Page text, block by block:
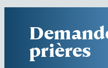
prières